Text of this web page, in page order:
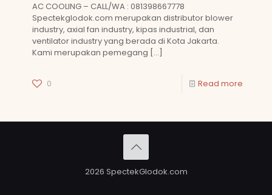
AC COOLING – CALL/WA : 081398667778
Spectekglodok.com merupakan distributor blower
industry, axial fan industry, kipas industrial, dan
ventilator industry yang berada di Kota Jakarta.
Kami merupakan pemegang […]
0 Read more
2026 SpectekGlodok.com